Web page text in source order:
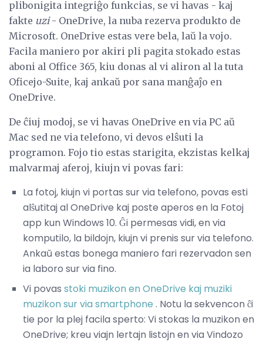
plibonigita integriĝo funkcias, se vi havas - kaj
fakte uzi- OneDrive, la nuba rezerva produkto de
Microsoft. OneDrive estas vere bela, laŭ la vojo.
Facila maniero por akiri pli pagita stokado estas
aboni al Office 365, kiu donas al vi aliron al la tuta
Oficejo-Suite, kaj ankaŭ por sana manĝaĵo en
OneDrive.
De ĉiuj modoj, se vi havas OneDrive en via PC aŭ
Mac sed ne via telefono, vi devos elŝuti la
programon. Fojo tio estas starigita, ekzistas kelkaj
malvarmaj aferoj, kiujn vi povas fari:
La fotoj, kiujn vi portas sur via telefono, povas esti
alŝutitaj al OneDrive kaj poste aperos en la Fotoj
app kun Windows 10. Ĝi permesas vidi, en via
komputilo, la bildojn, kiujn vi prenis sur via telefono.
Ankaŭ estas bonega maniero fari rezervadon sen
ia laboro sur via fino.
Vi povas stoki muzikon en OneDrive kaj muziki
muzikon sur via smartphone . Notu la sekvencon ĉi
tie por la plej facila sperto: Vi stokas la muzikon en
OneDrive; kreu viajn lertajn listojn en via Vindozo